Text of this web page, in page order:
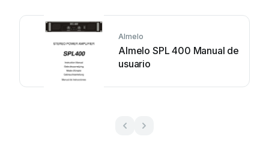
Almelo
Almelo SPL 400 Manual de
usuario